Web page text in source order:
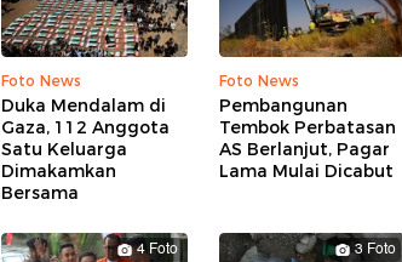
Foto News
Duka Mendalam di
Gaza, 112 Anggota
Satu Keluarga
Dimakamkan
Bersama
Foto News
Pembangunan
Tembok Perbatasan
AS Berlanjut, Pagar
Lama Mulai Dicabut
4 Foto 3 Foto